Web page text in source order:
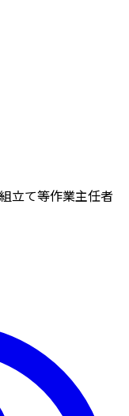
立て等作業主任者